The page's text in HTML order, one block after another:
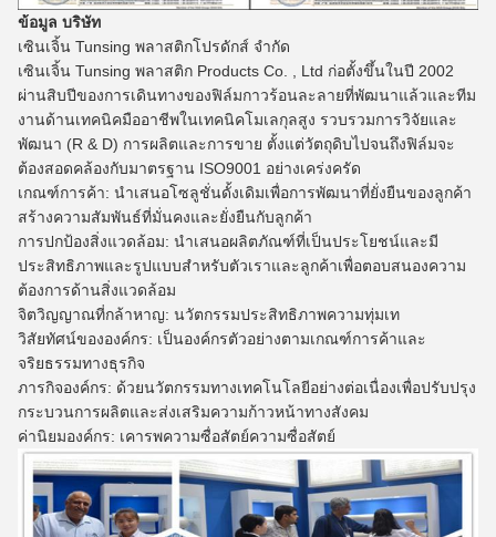
ข้อมูล บริษัท
เซินเจิ้น Tunsing พลาสติกโปรดักส์ จำกัด
เซินเจิ้น Tunsing พลาสติก Products Co. , Ltd ก่อตั้งขึ้นในปี 2002
ผ่านสิบปีของการเดินทางของฟิล์มกาวร้อนละลายที่พัฒนาแล้วและทีม
งานด้านเทคนิคมืออาชีพในเทคนิคโมเลกุลสูง รวบรวมการวิจัยและ
พัฒนา (R & D) การผลิตและการขาย ตั้งแต่วัตถุดิบไปจนถึงฟิล์มจะ
ต้องสอดคล้องกับมาตรฐาน ISO9001 อย่างเคร่งครัด
เกณฑ์การค้า: นำเสนอโซลูชั่นดั้งเดิมเพื่อการพัฒนาที่ยั่งยืนของลูกค้า
สร้างความสัมพันธ์ที่มั่นคงและยั่งยืนกับลูกค้า
การปกป้องสิ่งแวดล้อม: นำเสนอผลิตภัณฑ์ที่เป็นประโยชน์และมี
ประสิทธิภาพและรูปแบบสำหรับตัวเราและลูกค้าเพื่อตอบสนองความ
ต้องการด้านสิ่งแวดล้อม
จิตวิญญาณที่กล้าหาญ: นวัตกรรมประสิทธิภาพความทุ่มเท
วิสัยทัศน์ขององค์กร: เป็นองค์กรตัวอย่างตามเกณฑ์การค้าและ
จริยธรรมทางธุรกิจ
ภารกิจองค์กร: ด้วยนวัตกรรมทางเทคโนโลยีอย่างต่อเนื่องเพื่อปรับปรุง
กระบวนการผลิตและส่งเสริมความก้าวหน้าทางสังคม
ค่านิยมองค์กร: เคารพความซื่อสัตย์ความซื่อสัตย์